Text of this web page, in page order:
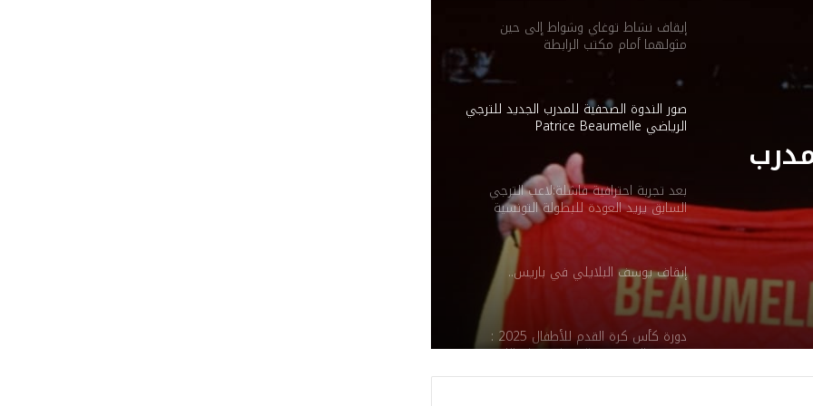
صور الندوة الصحفية للمدرب الجديد للترجي
الرياضي Patrice Beaumelle
بعد تجربة احترافية فاشلة:لاعب الترجي
السابق يريد العودة للبطولة التونسية
إيقاف يوسف البلايلي في باريس..
دورة كأس كرة القدم للأطفال 2025 :
مدرسة المنصورة بالقيروان تقتلع اللقب
يوسف سنانة يودع جماهير الافريقي برسالة